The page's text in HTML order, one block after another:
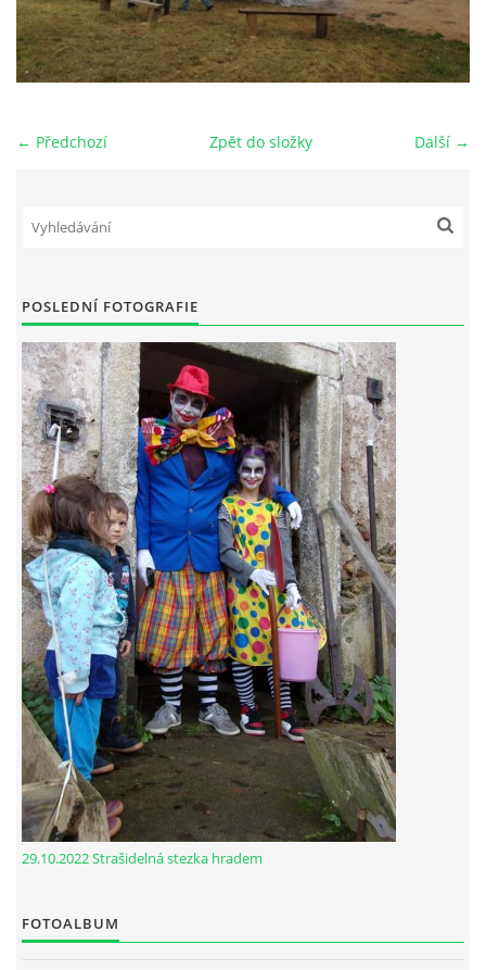
← Předchozí Další →
Zpět do složky
POSLEDNÍ FOTOGRAFIE
29.10.2022 Strašidelná stezka hradem
FOTOALBUM